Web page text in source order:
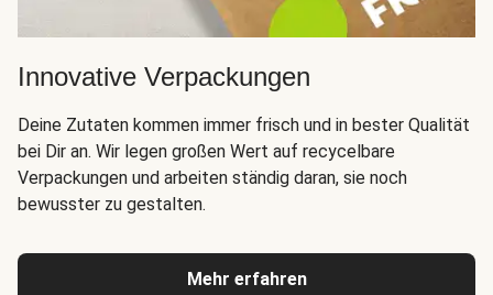
Innovative Verpackungen
Deine Zutaten kommen immer frisch und in bester Qualität
bei Dir an. Wir legen großen Wert auf recycelbare
Verpackungen und arbeiten ständig daran, sie noch
bewusster zu gestalten.
Mehr erfahren